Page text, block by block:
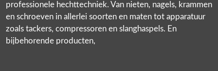
professionele hechttechniek. Van nieten, nagels, krammen
en schroeven in allerlei soorten en maten tot apparatuur
zoals tackers, compressoren en slanghaspels. En
bijbehorende producten,